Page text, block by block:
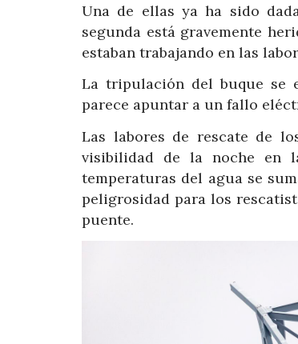
Una de ellas ya ha sido
segunda está gravemente
estaban trabajando en las
La tripulación del buque se
parece apuntar a un fallo
Las labores de rescate de
visibilidad de la noche en
temperaturas del agua se
peligrosidad para los
puente.